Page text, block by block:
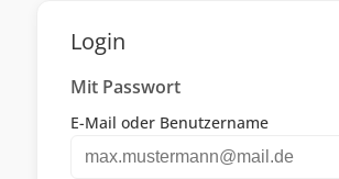
Login
Mit Passwort
E-Mail oder Benutzername